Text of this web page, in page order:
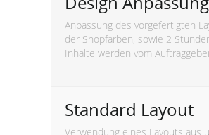
Anpassung des vorgefertigten
der Shopfarben, sowie 2
Inhalte werden vom
Standard Layout
Verwendung eines Layouts aus